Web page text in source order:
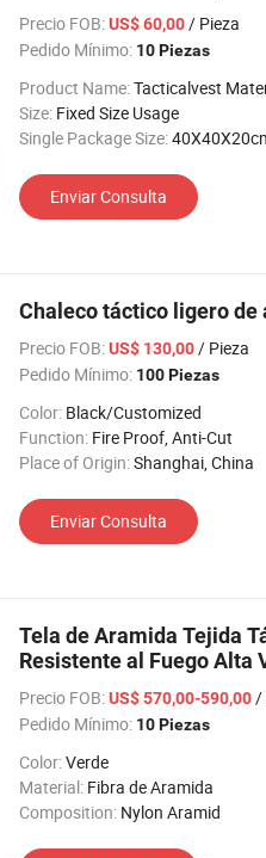
Precio FOB:US$ 60,00/ Pieza
Pedido Mínimo: 10 Piezas
Product Name:Tacticalvest
Size: Fixed Size Usage
Single Package Size:
Enviar Consulta
Chaleco táctico ligero
Precio FOB:US$ 130,00/ Pieza
Pedido Mínimo: 100 Piezas
Color: Black/Customized
Function: Fire Proof, Anti-Cut
Place of Origin:Shanghai, China
Enviar Consulta
Tela de Aramida Tejida
Resistente al Fuego Alta
Precio FOB:US$ 570,00-590,00/
Pedido Mínimo: 10 Piezas
Color:Verde
Material: Fibra de Aramida
Composition: Nylon Aramid